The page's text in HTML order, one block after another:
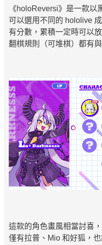
《holoReversi》是一款以
可以選用不同的 hololive
有分數，累積一定時可以
翻棋規則（可堆棋）都有
這款的角色畫風相當討喜
僅有拉普、Mio 和好狐，